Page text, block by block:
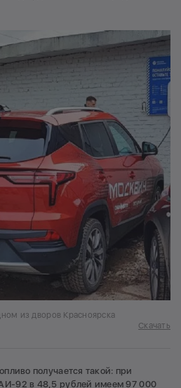
из дворов Красноярска
Скачать
получается такой: при
92 в 48,5 рублей имеем 97 000